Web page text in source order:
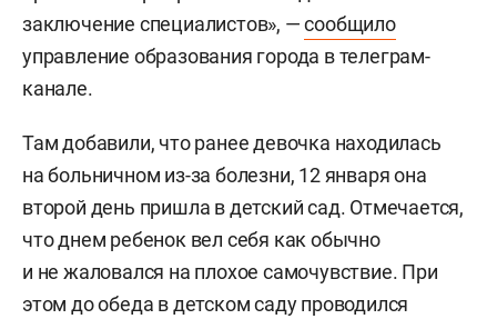
заключение специалистов», —сообщило
управление образования города в телеграм-
канале.
Там добавили, что ранее девочка находилась
на больничном из-за болезни, 12 января она
второй день пришла в детский сад. Отмечается,
что днем ребенок вел себя как обычно
и не жаловался на плохое самочувствие. При
этом до обеда в детском саду проводился